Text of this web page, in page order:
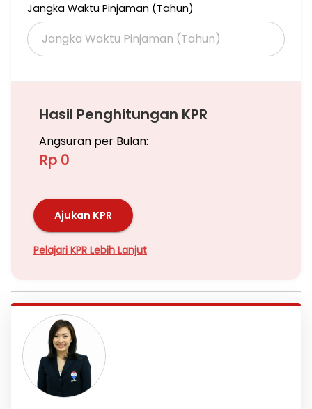
Jangka Waktu Pinjaman (Tahun)
Hasil Penghitungan KPR
Angsuran per Bulan:
Rp 0
Ajukan KPR
Pelajari KPR Lebih Lanjut